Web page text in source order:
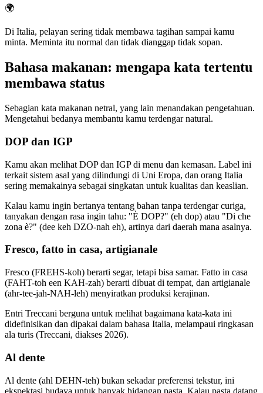
🌍
Di Italia, pelayan sering tidak membawa tagihan sampai kamu
minta. Meminta itu normal dan tidak dianggap tidak sopan.
Bahasa makanan: mengapa kata tertentu
membawa status
Sebagian kata makanan netral, yang lain menandakan pengetahuan.
Mengetahui bedanya membantu kamu terdengar natural.
DOP dan IGP
Kamu akan melihat DOP dan IGP di menu dan kemasan. Label ini
terkait sistem asal yang dilindungi di Uni Eropa, dan orang Italia
sering memakainya sebagai singkatan untuk kualitas dan keaslian.
Kalau kamu ingin bertanya tentang bahan tanpa terdengar curiga,
tanyakan dengan rasa ingin tahu: "È DOP?" (eh dop) atau "Di che
zona è?" (dee keh DZO-nah eh), artinya dari daerah mana asalnya.
Fresco, fatto in casa, artigianale
Fresco (FREHS-koh) berarti segar, tetapi bisa samar. Fatto in casa
(FAHT-toh een KAH-zah) berarti dibuat di tempat, dan artigianale
(ahr-tee-jah-NAH-leh) menyiratkan produksi kerajinan.
Entri Treccani berguna untuk melihat bagaimana kata-kata ini
didefinisikan dan dipakai dalam bahasa Italia, melampaui ringkasan
ala turis (Treccani, diakses 2026).
Al dente
Al dente (ahl DEHN-teh) bukan sekadar preferensi tekstur, ini
ekspektasi budaya untuk banyak hidangan pasta. Kalau pasta datang